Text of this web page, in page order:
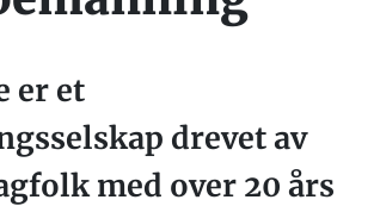
er et
drevet av
med over 20 års